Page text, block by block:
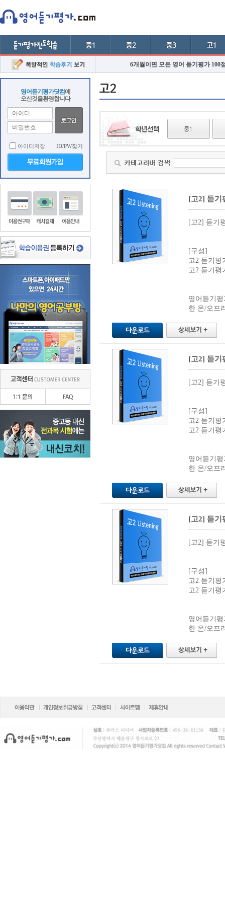
6개월이면 모든 영어 듣기평가 100
영어듣기평가닷컴에
오신것을환영합니다
아이디저장 ID/PW찾기
[고2] 듣기
[고2] 듣기
[구성]
고2 듣기평
고2 듣기평
영어듣기
한 온/오프
[고2] 듣기
[고2] 듣기
[구성]
고2 듣기평
고2 듣기평
영어듣기
한 온/오프
[고2] 듣기
[고2] 듣기
[구성]
고2 듣기평
고2 듣기평
영어듣기
한 온/오프